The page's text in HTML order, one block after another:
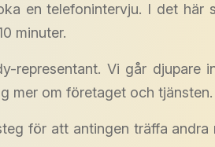
en telefonintervju. I det här
minuter.
representant. Vi går djupare
mer om företaget och tjänsten.
för att antingen träffa